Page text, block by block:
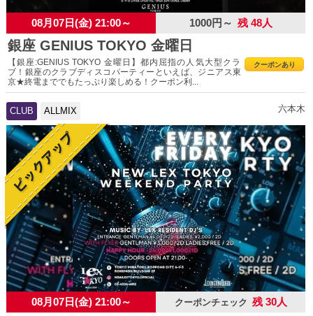
08月07日(金) 21:00～ 1000円～ 残 48人
銀座 GENIUS TOKYO 金曜日
クーポンあり
【銀座:GENIUS TOKYO 金曜日】都内屈指の人気大型クラ
ブ！銀座のクラブディスコパーティーといえば、ジニアス東
京★終電まででもたっぷり楽しめる！クーポン利...
CLUB ALLMIX 六本木
08月07日(金) 21:00～ クーポンチェック 残 30人